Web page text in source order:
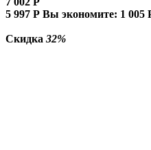
5 997 Р Вы экономите: 1 005
Скидка 32%